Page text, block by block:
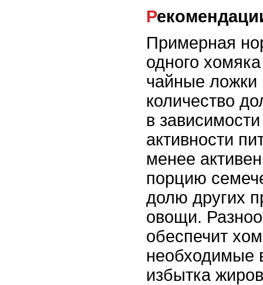
Примерная
одного
чайные ложки
количество
в
активности
менее
порцию
долю других
овощи.
обеспечит
необходимые
избытка